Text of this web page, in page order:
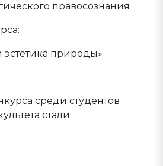
правосознания
эстетика природы»
среди студентов
стали: